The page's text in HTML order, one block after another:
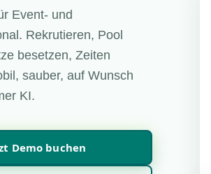
Event- und
Rekrutieren, Pool
besetzen, Zeiten
sauber, auf Wunsch
KI.
Demo buchen